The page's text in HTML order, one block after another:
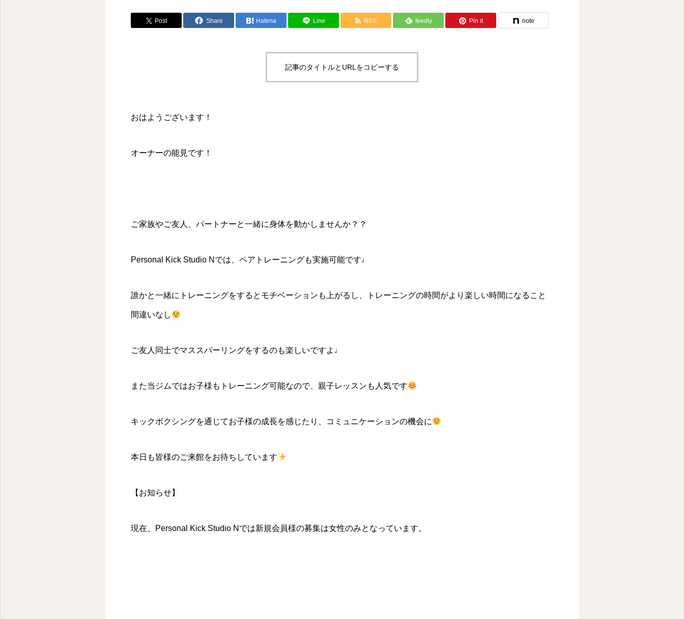
Post Share Hatena Line RSS feedly Pin it note
記事のタイトルとURLをコピーする
おはようございます！
オーナーの能見です！
ご家族やご友人、パートナーと一緒に身体を動かしませんか？？
Personal Kick Studio Nでは、ペアトレーニングも実施可能です♩
誰かと一緒にトレーニングをするとモチベーションも上がるし、トレーニングの時間がより楽しい時間になること
間違いなし
ご友人同士でマススパーリングをするのも楽しいですよ♩
また当ジムではお子様もトレーニング可能なので、親子レッスンも人気です
キックボクシングを通じてお子様の成長を感じたり、コミュニケーションの機会に
本日も皆様のご来館をお待ちしています
【お知らせ】
現在、Personal Kick Studio Nでは新規会員様の募集は女性のみとなっています。